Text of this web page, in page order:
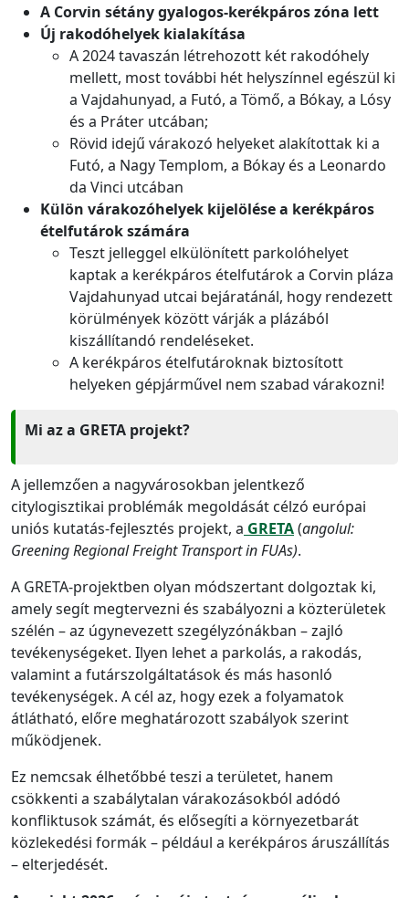
A Corvin sétány gyalogos-kerékpáros zóna lett
Új rakodóhelyek kialakítása
A 2024 tavaszán létrehozott két rakodóhely
mellett, most további hét helyszínnel egészül ki
a Vajdahunyad, a Futó, a Tömő, a Bókay, a Lósy
és a Práter utcában;
Rövid idejű várakozó helyeket alakítottak ki a
Futó, a Nagy Templom, a Bókay és a Leonardo
da Vinci utcában
Külön várakozóhelyek kijelölése a kerékpáros
ételfutárok számára
Teszt jelleggel elkülönített parkolóhelyet
kaptak a kerékpáros ételfutárok a Corvin pláza
Vajdahunyad utcai bejáratánál, hogy rendezett
körülmények között várják a plázából
kiszállítandó rendeléseket.
A kerékpáros ételfutároknak biztosított
helyeken gépjárművel nem szabad várakozni!
Mi az a GRETA projekt?
A jellemzően a nagyvárosokban jelentkező
citylogisztikai problémák megoldását célzó európai
uniós kutatás-fejlesztés projekt, a GRETA(angolul:
Greening Regional Freight Transport in FUAs).
A GRETA-projektben olyan módszertant dolgoztak ki,
amely segít megtervezni és szabályozni a közterületek
szélén – az úgynevezett szegélyzónákban – zajló
tevékenységeket. Ilyen lehet a parkolás, a rakodás,
valamint a futárszolgáltatások és más hasonló
tevékenységek. A cél az, hogy ezek a folyamatok
átlátható, előre meghatározott szabályok szerint
működjenek.
Ez nemcsak élhetőbbé teszi a területet, hanem
csökkenti a szabálytalan várakozásokból adódó
konfliktusok számát, és elősegíti a környezetbarát
közlekedési formák – például a kerékpáros áruszállítás
– elterjedését.